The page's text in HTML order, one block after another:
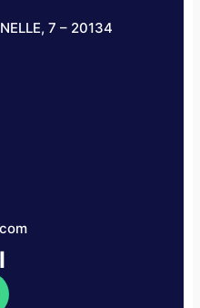
7 – 20134